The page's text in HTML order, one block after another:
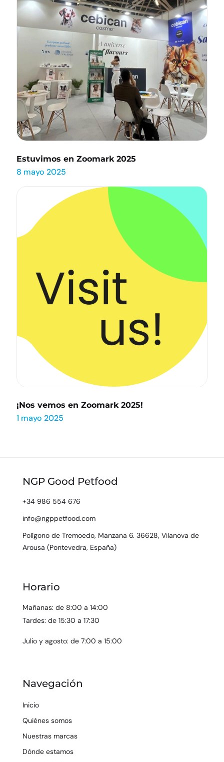
8 mayo 2025
Estuvimos en Zoomark 2025
1 mayo 2025
¡Nos vemos en Zoomark 2025!
NGP Good Petfood
+34 986 554 676
info@ngppetfood.com
Polígono de Tremoedo, Manzana 6. 36628, Vilanova de
Arousa (Pontevedra, España)
Horario
Mañanas: de 8:00 a 14:00
Tardes: de 15:30 a 17:30
Julio y agosto: de 7:00 a 15:00
Navegación
Inicio
Quiénes somos
Nuestras marcas
Dónde estamos